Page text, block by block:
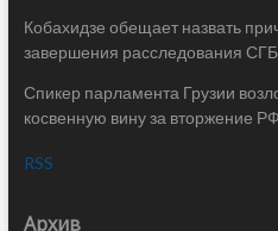
Кобахидзе обещает назвать
завершения расследования СГБ
Спикер парламента Грузии
косвенную вину за вторжение
RSS
Архив